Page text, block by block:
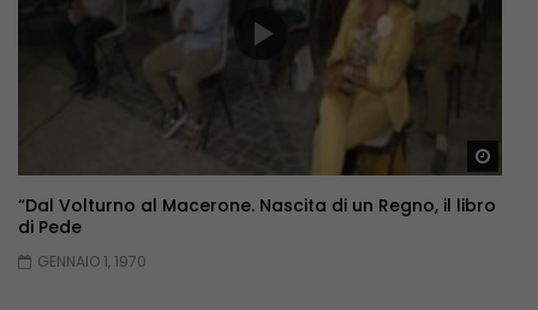
“Dal Volturno al Macerone. Nascita di un Regno, il libro
di Pede
GENNAIO 1, 1970